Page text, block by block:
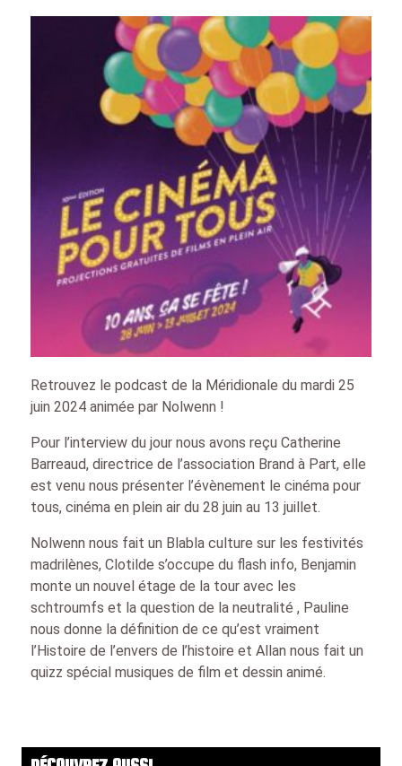
Retrouvez le podcast de la Méridionale du mardi 25
juin 2024 animée par Nolwenn !
Pour l’interview du jour nous avons reçu Catherine
Barreaud, directrice de l’association Brand à Part, elle
est venu nous présenter l’évènement le cinéma pour
tous, cinéma en plein air du 28 juin au 13 juillet.
Nolwenn nous fait un Blabla culture sur les festivités
madrilènes, Clotilde s’occupe du flash info, Benjamin
monte un nouvel étage de la tour avec les
schtroumfs et la question de la neutralité , Pauline
nous donne la définition de ce qu’est vraiment
l’Histoire de l’envers de l’histoire et Allan nous fait un
quizz spécial musiques de film et dessin animé.